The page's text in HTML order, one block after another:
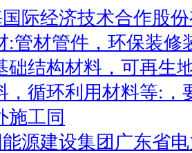
际经济技术合作股
:管材管件，环保装修
础结构材料，可再生
，循环利用材料等:，
施工同
源建设集团广东省